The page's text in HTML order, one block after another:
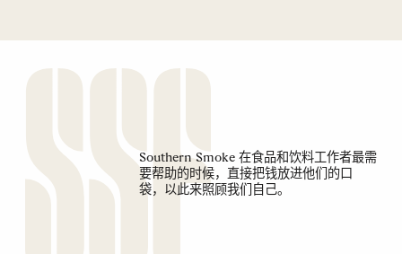
Southern Smoke 在食品和饮料工作者最需
要帮助的时候，直接把钱放进他们的口
袋，以此来照顾我们自己。